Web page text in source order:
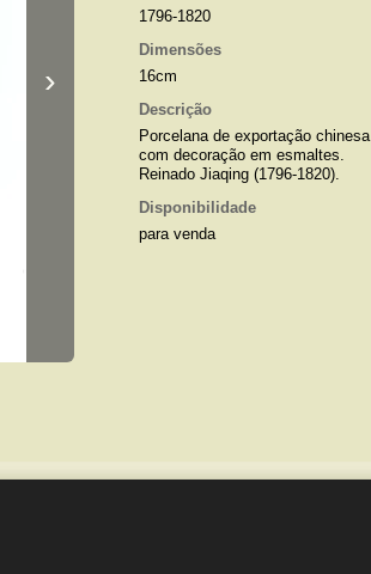
1796-1820
Dimensões
16cm
Descrição
Porcelana de exportação chinesa
com decoração em esmaltes.
Reinado Jiaqing (1796-1820).
Disponibilidade
para venda
›